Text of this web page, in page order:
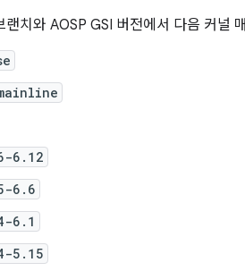
치와 AOSP GSI 버전에서 다음 커널
6.12
6.6
6.1
5.15